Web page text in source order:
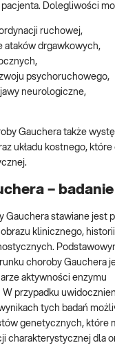
Dolegliwości
ruchowej,
ataków drgawkowych,
psychoruchowego,
neurologiczne,
Gauchera także
układu kostnego,
–
Gauchera stawiane jest
klinicznego,
choroby Gauchera
aktywności enzymu
przypadku
tych badań
genetycznych, które
charakterystycznej dla